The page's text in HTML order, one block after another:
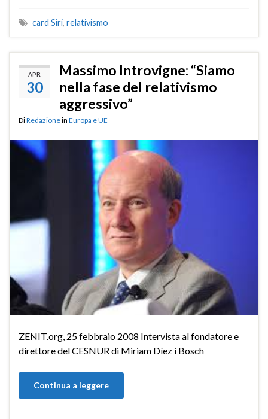
card Siri, relativismo
APR
30
Massimo Introvigne: “Siamo
nella fase del relativismo
aggressivo”
DiRedazionein Europa e UE
ZENIT.org, 25 febbraio 2008 Intervista al fondatore e
direttore del CESNUR di Miriam Díez i Bosch
Continua a leggere